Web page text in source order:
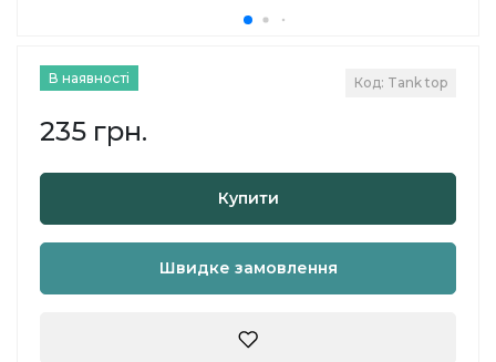
В наявності Код: Tank top
235 грн.
Купити
Швидке замовлення